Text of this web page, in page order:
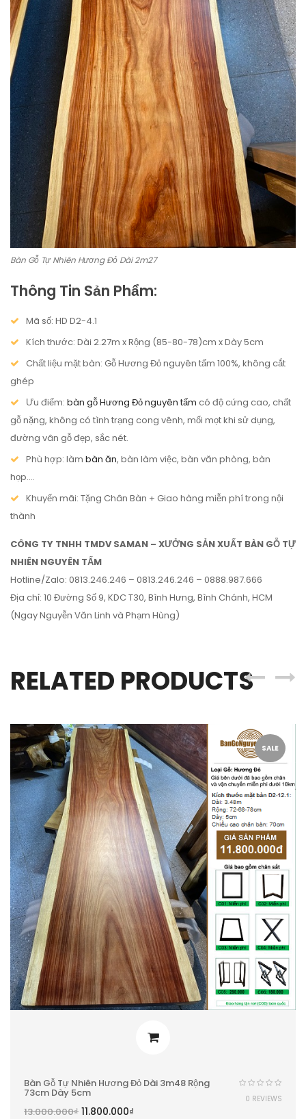
Bàn Gỗ Tự Nhiên Hương Đỏ Dài 2m27
Thông Tin Sản Phẩm:
Mã số: HD D2-4.1
Kích thước: Dài 2.27m x Rộng (85-80-78)cm x Dày 5cm
Chất liệu mặt bàn: Gỗ Hương Đỏ nguyên tấm 100%, không cắt
ghép
Ưu điểm: bàn gỗ Hương Đỏ nguyên tấm có độ cứng cao, chất
gỗ nặng, không có tình trạng cong vênh, mối mọt khi sử dụng,
đường vân gỗ đẹp, sắc nét.
Phù hợp: làm bàn ăn, bàn làm việc, bàn văn phòng, bàn
họp….
Khuyến mãi: Tặng Chân Bàn + Giao hàng miễn phí trong nội
thành
CÔNG TY TNHH TMDV SAMAN – XƯỞNG SẢN XUẤT BÀN GỖ TỰ
NHIÊN NGUYÊN TẤM
Hotline/Zalo: 0813.246.246 – 0813.246.246 – 0888.987.666
Địa chỉ: 10 Đường Số 9, KDC T30, Bình Hưng, Bình Chánh, HCM
(Ngay Nguyễn Văn Linh và Phạm Hùng)
RELATED PRODUCTS
SALE
Bàn Gỗ Tự Nhiên Hương Đỏ Dài 3m48 Rộng
73cm Dày 5cm
13.000.000₫ 11.800.000₫
0 REVIEWS